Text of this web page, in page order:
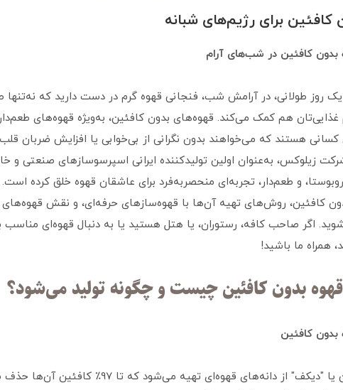
کافئین برای رژیم‌های شبانه
کافئین در شب‌های آرام
روز طولانی، در آرامش شب، فنجانی قهوه گرم در دست دارید که نه‌تنها
غذایی‌تان هم کمک می‌کند. قهوه‌های بدون کافئین، به‌ویژه قهوه‌های
کسانی هستند که می‌خواهند بدون نگرانی از بی‌خوابی یا افزایش ضربان
زیلوکس، به‌عنوان اولین تولیدکننده ایرانی اسپرسوسازهای صنعتی و
و طعم‌دار، تجربه‌ای منحصربه‌فرد برای عاشقان قهوه خلق کرده است.
کافئین، روش‌های تهیه آن‌ها با قهوه‌سازهای حرفه‌ای، و نقش قهوه‌های
اگر صاحب کافه، رستوران، یا هتل هستید یا به دنبال قهوه‌ای مناسب
همراه ما باشید!
بدون کافئین چیست و چگونه تولید می‌شود؟
بدون کافئین
قهوه بدون کافئین یا "دیکف" از دانه‌های قهوه‌ای تهیه